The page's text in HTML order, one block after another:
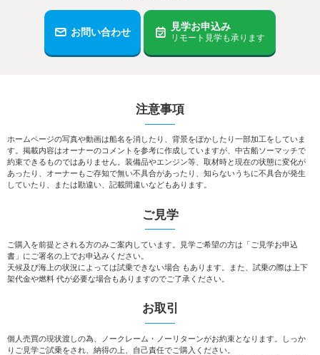
お問い合わせ 見学お申込み
リモート見学も承ります
注意事項
ホームページの写真や動画は船名を消したり、背景をぼかしたり一部加工をしていま
す。掲載内容はオーナーのコメントを参考に作成していますが、中古船ソーマッチで
約束できるものではありません。装備品やエンジン等、取材時と現在の状態に変化が
あったり、オーナーもご存知で無い不具合があったり、知らないうちに不具合が発生
していたり、または勘違い、記載間違いなどもあります。
ご見学
ご購入を前提とされる方のみご案内しています。見学ご希望の方は「ご見学お申込
書」にご署名の上でお申込みください。
天候及び海上の状況によっては試乗できない場合 もあります。また、試乗の際は上下
架代金や燃料 代が必要な場合もありますのでご了承ください。
お取引
個人売買の現状渡しの為、ノークレーム・ノーリターンがお約束となります。しっか
りご見学ご試乗をされ、納得の上、自己責任でご購入ください。